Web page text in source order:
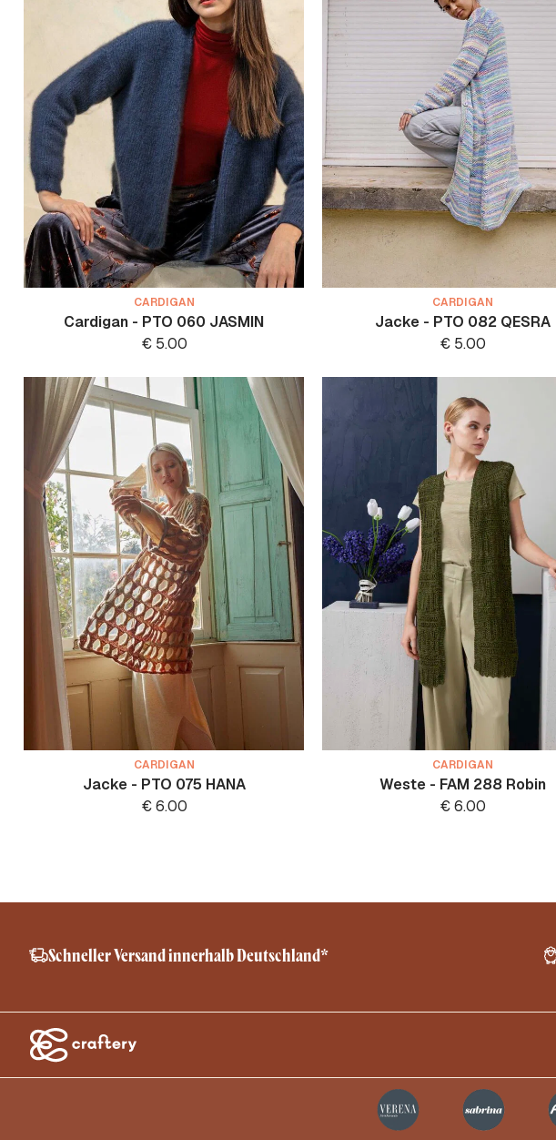
CARDIGAN
Cardigan - PTO 060 JASMIN
€5.00
CARDIGAN
Jacke - PTO 082 QESRA
€5.00
CARDIGAN
Jacke - PTO 075 HANA
€6.00
CARDIGAN
Weste - FAM 288 Robin
€6.00
Schneller Versand innerhalb Deutschland*